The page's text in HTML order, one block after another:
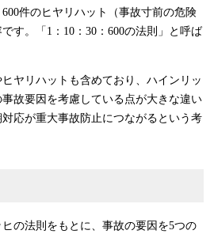
件のヒヤリハット（事故寸前の危険
す。「1：10：30：600の法則」と呼ば
ヤリハットも含めており、ハインリッ
故要因を考慮している点が大きな違い
応が重大事故防止につながるという考
の法則をもとに、事故の要因を5つの